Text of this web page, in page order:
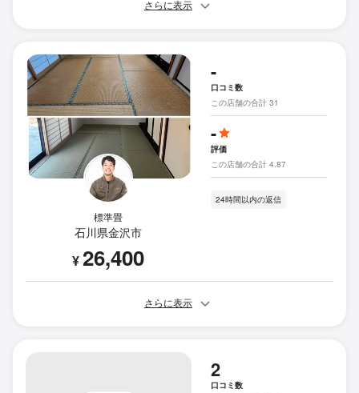
さらに表示
標準畳
石川県金沢市
¥26,400
-
口コミ数
この店舗の合計 31
-
評価
この店舗の合計 4.87
24時間以内の返信
さらに表示
2
口コミ数